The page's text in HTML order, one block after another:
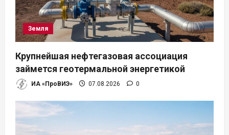
Земля
Крупнейшая нефтегазовая ассоциация
займется геотермальной энергетикой
ИА «ПроВИЭ» 07.08.2026 0